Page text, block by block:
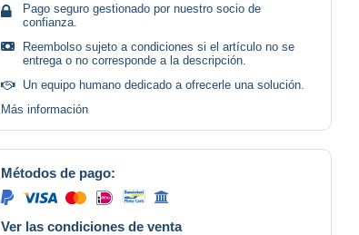
Pago seguro gestionado por nuestro socio de
confianza.
Reembolso sujeto a condiciones si el artículo no se
entrega o no corresponde a la descripción.
Un equipo humano dedicado a ofrecerle una solución.
Más información
Métodos de pago:
Ver las condiciones de venta